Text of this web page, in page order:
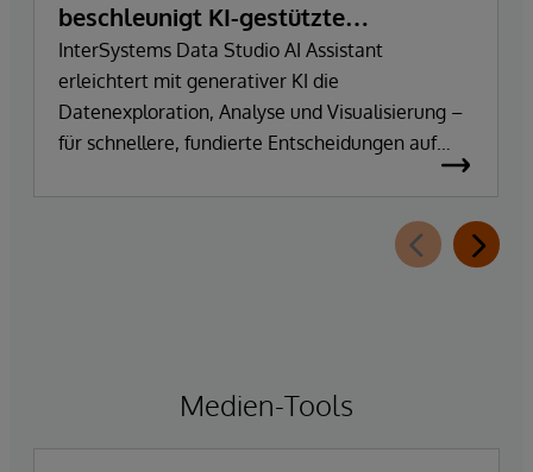
beschleunigt KI-gestützte
Datenexploration und
Erkenntnisgewinnung
InterSystems Data Studio AI Assistant
erleichtert mit generativer KI die
Datenexploration, Analyse und Visualisierung –
für schnellere, fundierte Entscheidungen auf
Basis vertrauenswürdiger Unternehmensdaten.
Medien-Tools